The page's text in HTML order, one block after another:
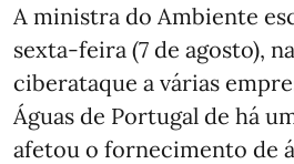
A ministra do Ambiente
sexta-feira (7 de agosto),
ciberataque a várias
Águas de Portugal de há
afetou o fornecimento de